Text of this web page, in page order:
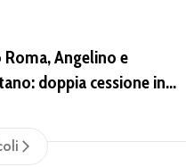
nelle ultime 4
Angelino e
doppia cessione in